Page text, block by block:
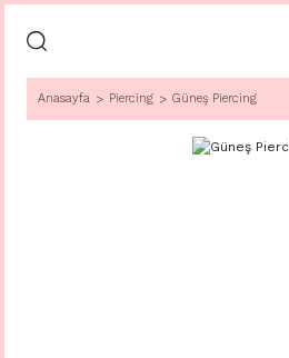
Anasayfa Piercing Güneş Piercing